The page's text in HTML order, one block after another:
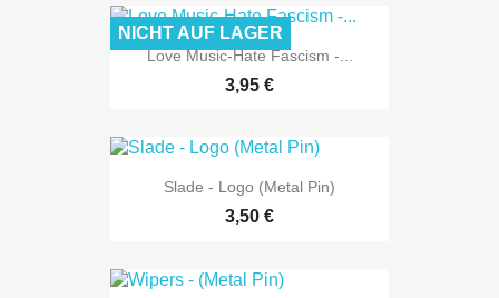
Love Music-Hate Fascism -...
3,95 €
NICHT AUF LAGER
Slade - Logo (Metal Pin)
3,50 €